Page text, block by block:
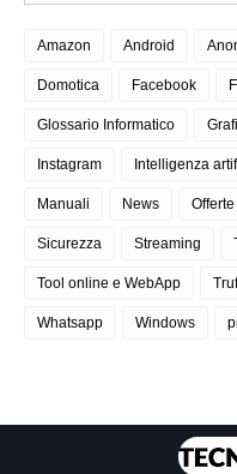
Amazon Android
Domotica Facebook
Glossario Informatico
Instagram Intelligenza
Manuali News Offerte
Sicurezza Streaming
Tool online e WebApp
Whatsapp Windows